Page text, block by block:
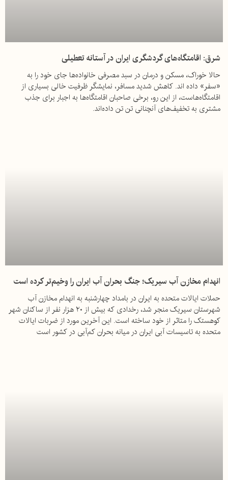
شرق: اقامتگاه‌های گردشگری ایران در آستانه تعطیلی
حالا خوراک، مسکن و درمان در سبد مصرفی خانواده‌ها جای خود را به
«سفر» داده اند. کاهش شدید مسافر، نمایشگر ظرفیت خالی بسیاری از
اقامتگاه‌هاست، از این رو، برخی صاحبان اقامتگاه‌ها به اجبار برای جذب
مشتری به تخفیف‌های آنچنانی تن تن داده‌اند.
انهدام مخازن آب سیریک؛ جنگ بحران آب ایران را وخیم‌تر کرده است
حملات ایالات متحده به ایران در بامداد چهارشنبه به انهدام مخازن آب
شهرستان سیریک منجر شد، رخدادی که بیش از ۲۰ هزار نفر از ساکنان شهر
کوهستک را متاثر از خود ساخته است. این آخرین مورد از ضربات ایالات
متحده به تاسیسات آبی ایران در میانه بحران کم‌آبی در کشور است